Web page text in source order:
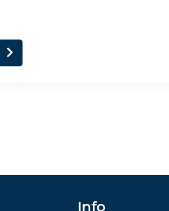
Info